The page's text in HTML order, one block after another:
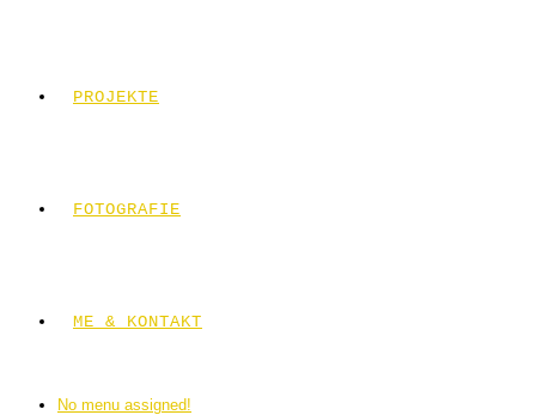
PROJEKTE
FOTOGRAFIE
ME & KONTAKT
No menu assigned!